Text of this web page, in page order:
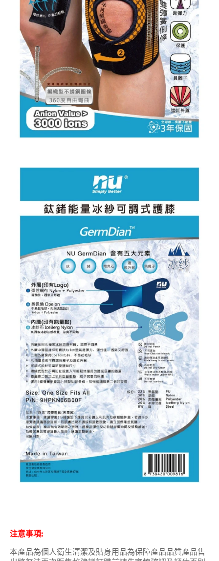
注意事項:
本產品為個人衛生清潔及貼身用品為保障產品品質產品售